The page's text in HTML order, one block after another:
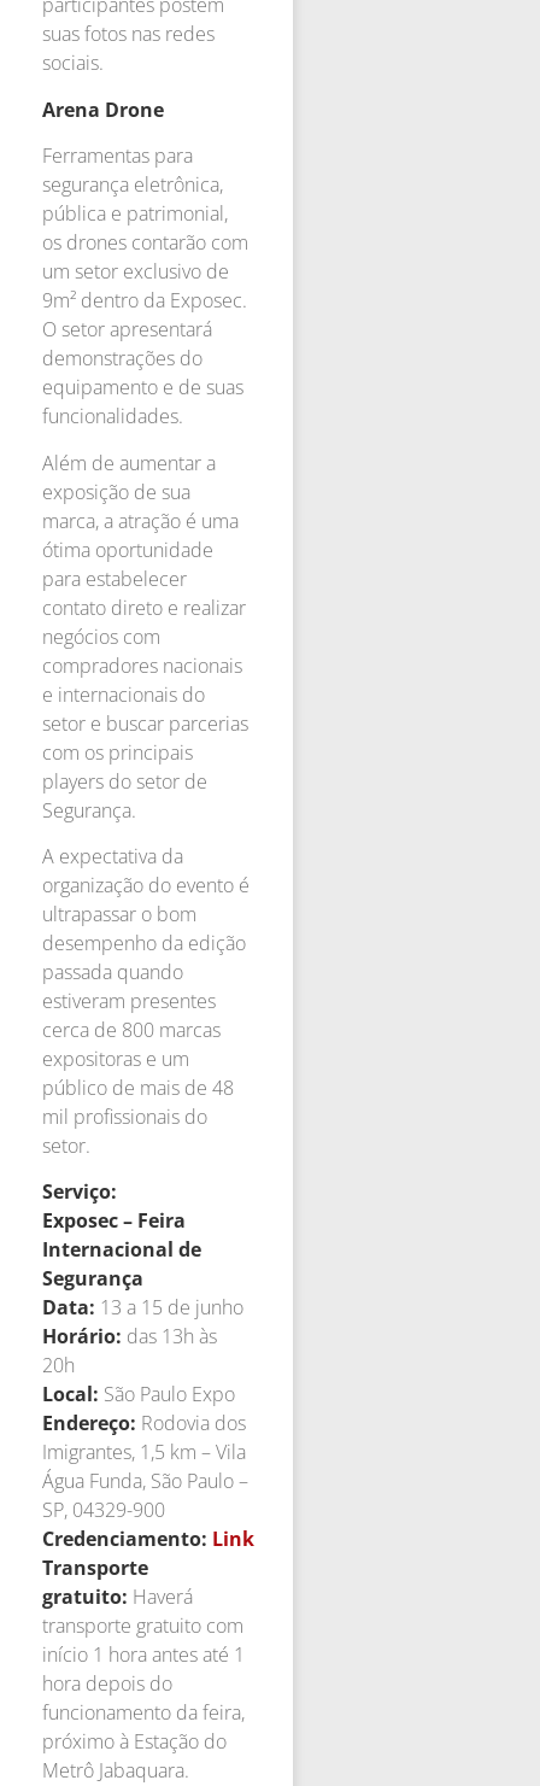
participantes postem
suas fotos nas redes
sociais.
Arena Drone
Ferramentas para
segurança eletrônica,
pública e patrimonial,
os drones contarão com
um setor exclusivo de
9m² dentro da Exposec.
O setor apresentará
demonstrações do
equipamento e de suas
funcionalidades.
Além de aumentar a
exposição de sua
marca, a atração é uma
ótima oportunidade
para estabelecer
contato direto e realizar
negócios com
compradores nacionais
e internacionais do
setor e buscar parcerias
com os principais
players do setor de
Segurança.
A expectativa da
organização do evento é
ultrapassar o bom
desempenho da edição
passada quando
estiveram presentes
cerca de 800 marcas
expositoras e um
público de mais de 48
mil profissionais do
setor.
Serviço:
Exposec – Feira
Internacional de
Segurança
Data: 13 a 15 de junho
Horário: das 13h às
20h
Local: São Paulo Expo
Endereço: Rodovia dos
Imigrantes, 1,5 km – Vila
Água Funda, São Paulo –
SP, 04329-900
Credenciamento: Link
Transporte
gratuito: Haverá
transporte gratuito com
início 1 hora antes até 1
hora depois do
funcionamento da feira,
próximo à Estação do
Metrô Jabaquara.